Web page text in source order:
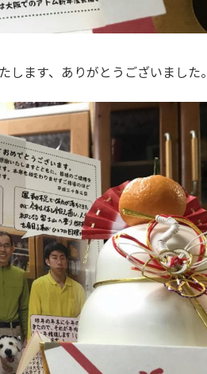
します、ありがとうございました。